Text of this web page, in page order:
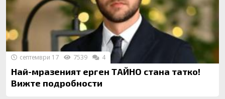
Най-мразеният ерген ТАЙНО стана татко!
Вижте подробности
септември 17 7539 4